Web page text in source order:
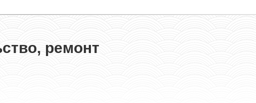
ремонт